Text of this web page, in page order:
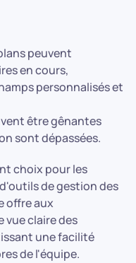
peuvent
en cours,
personnalisés et
être gênantes
sont dépassées.
choix pour les
de gestion des
offre aux
vue claire des
une facilité
de l'équipe.